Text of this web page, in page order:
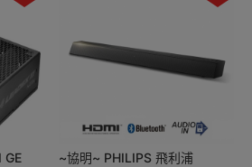
GE
~協明~ PHILIPS 飛利浦